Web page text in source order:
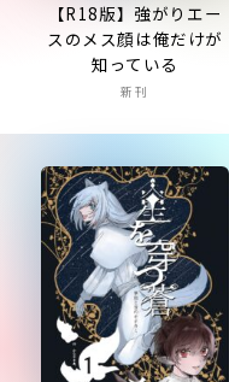
【R18版】強がりエー
スのメス顔は俺だけが
知っている
新刊